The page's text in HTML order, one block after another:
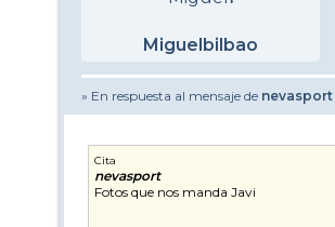
Diario de un friki
Metiendo Cantos
Miguelbilbao
» En respuesta al mensaje de nevasport
Cita
nevasport
Fotos que nos manda Javi